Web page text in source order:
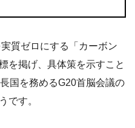
質ゼロにする「カーボン
を掲げ、具体策を示すこと
国を務めるG20首脳会議の
です。